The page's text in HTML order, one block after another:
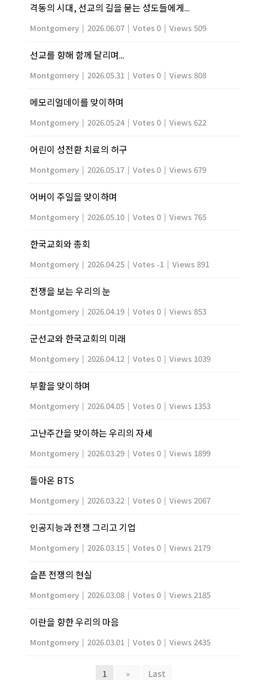
격동의 시대, 선교의 길을 묻는 성도들에게...
Montgomery | 2026.06.07 | Votes 0 | Views 509
선교를 향해 함께 달리며...
Montgomery | 2026.05.31 | Votes 0 | Views 808
메모리얼데이를 맞이하며
Montgomery | 2026.05.24 | Votes 0 | Views 622
어린이 성전환 치료의 허구
Montgomery | 2026.05.17 | Votes 0 | Views 679
어버이 주일을 맞이하며
Montgomery | 2026.05.10 | Votes 0 | Views 765
한국교회와 총회
Montgomery | 2026.04.25 | Votes -1 | Views 891
전쟁을 보는 우리의 눈
Montgomery | 2026.04.19 | Votes 0 | Views 853
군선교와 한국교회의 미래
Montgomery | 2026.04.12 | Votes 0 | Views 1039
부활을 맞이하며
Montgomery | 2026.04.05 | Votes 0 | Views 1353
고난주간을 맞이하는 우리의 자세
Montgomery | 2026.03.29 | Votes 0 | Views 1899
돌아온 BTS
Montgomery | 2026.03.22 | Votes 0 | Views 2067
인공지능과 전쟁 그리고 기업
Montgomery | 2026.03.15 | Votes 0 | Views 2179
슬픈 전쟁의 현실
Montgomery | 2026.03.08 | Votes 0 | Views 2185
이란을 향한 우리의 마음
Montgomery | 2026.03.01 | Votes 0 | Views 2435
1 » Last